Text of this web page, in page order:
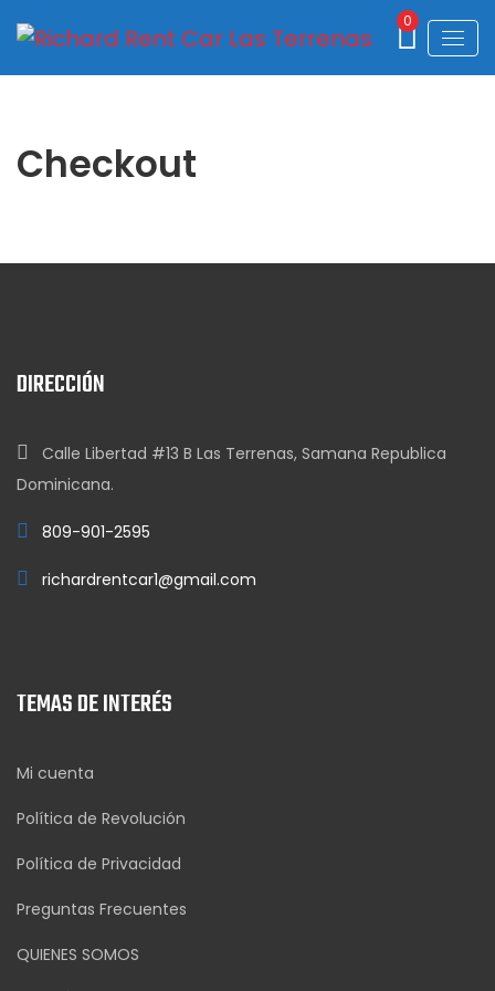
0
Checkout
DIRECCIÓN
Calle Libertad #13 B Las Terrenas, Samana Republica
Dominicana.
809-901-2595
richardrentcar1@gmail.com
TEMAS DE INTERÉS
Mi cuenta
Política de Revolución
Política de Privacidad
Preguntas Frecuentes
QUIENES SOMOS